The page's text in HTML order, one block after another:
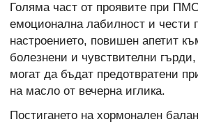
Голяма част от проявите при
емоционална лабилност и чести
настроението, повишен апетит
болезнени и чувствителни
могат да бъдат предотвратени
на масло от вечерна иглика.
Постигането на хормонален